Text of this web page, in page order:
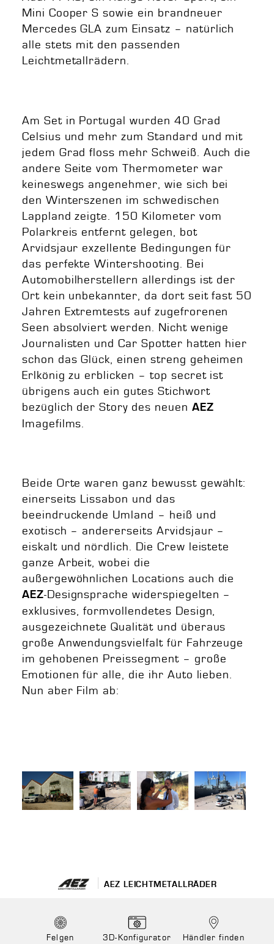
Mini Cooper S sowie ein brandneuer
Mercedes GLA zum Einsatz – natürlich
alle stets mit den passenden
Leichtmetallrädern.
Am Set in Portugal wurden 40 Grad
Celsius und mehr zum Standard und mit
jedem Grad floss mehr Schweiß. Auch die
andere Seite vom Thermometer war
keineswegs angenehmer, wie sich bei
den Winterszenen im schwedischen
Lappland zeigte. 150 Kilometer vom
Polarkreis entfernt gelegen, bot
Arvidsjaur exzellente Bedingungen für
das perfekte Wintershooting. Bei
Automobilherstellern allerdings ist der
Ort kein unbekannter, da dort seit fast 50
Jahren Extremtests auf zugefrorenen
Seen absolviert werden. Nicht wenige
Journalisten und Car Spotter hatten hier
schon das Glück, einen streng geheimen
Erlkönig zu erblicken – top secret ist
übrigens auch ein gutes Stichwort
bezüglich der Story des neuen AEZ
Imagefilms.
Beide Orte waren ganz bewusst gewählt:
einerseits Lissabon und das
beeindruckende Umland – heiß und
exotisch – andererseits Arvidsjaur –
eiskalt und nördlich. Die Crew leistete
ganze Arbeit, wobei die
außergewöhnlichen Locations auch die
AEZ-Designsprache widerspiegelten –
exklusives, formvollendetes Design,
ausgezeichnete Qualität und überaus
große Anwendungsvielfalt für Fahrzeuge
im gehobenen Preissegment – große
Emotionen für alle, die ihr Auto lieben.
Nun aber Film ab:
AEZ LEICHTMETALLRÄDER
Felgen 3D-Konfigurator Händler finden